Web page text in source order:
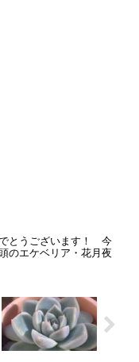
とうございます！ 今
のエケベリア・花月夜